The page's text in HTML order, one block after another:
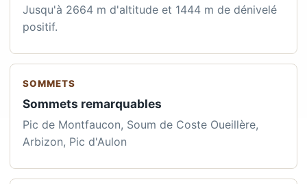
Jusqu'à 2664 m d'altitude et 1444 m de dénivelé
positif.
SOMMETS
Sommets remarquables
Pic de Montfaucon, Soum de Coste Oueillère,
Arbizon, Pic d'Aulon